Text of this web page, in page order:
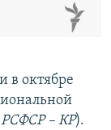
в октябре
РСФСР – КР).